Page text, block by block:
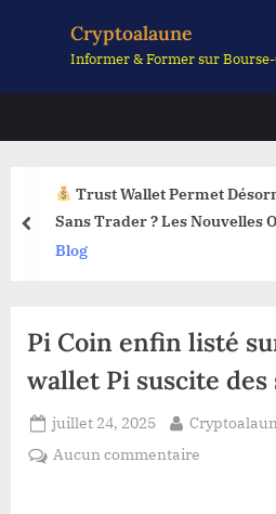
Cryptoalaune
Informer & Former sur
Trust Wallet Permet
Sans Trader ? Les Nouvelles
Blog
prev
Pi Coin enfin listé
wallet Pi suscite
Posted
on
juillet 24, 2025 By
Aucun commentaire